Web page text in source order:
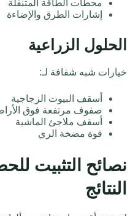
محطات الطاقة المتنقلة
إشارات الطرق والإضاءة
الحلول الزراعية
خيارات شبه شفافة لـ:
أسقف البيوت الزجاجية
صفوف مرتفعة فوق
أسقف ملاجئ الماشية
قوة مضخة الري
نصائح التثبيت
النتائج